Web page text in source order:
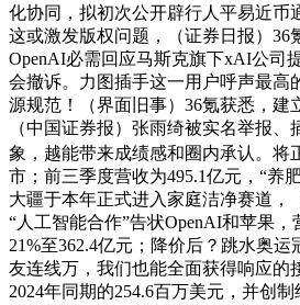
化协同，拟初次公开辟行人平易近币
这或激发版权问题，（证券日报）36
OpenAI必需回应马斯克旗下xAI公司
会撤诉。力图插手这一用户呼声最高
源规范！（界面旧事）36氪获悉，建
（中国证券报）张雨绮被实名举报
象，越能带来成绩感和圈内承认。将
市；前三季度营收为495.1亿元，“养
大疆于本年正式进入家庭洁净赛道，
“人工智能合作”告状OpenAI和苹果
21%至362.4亿元；降价后？跳水奥运
友连线万，我们也能全面获得响应的
2024年同期的254.6百万美元，并创制